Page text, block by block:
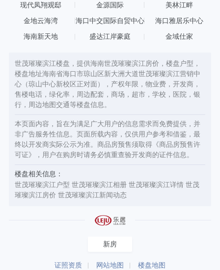
现代凤翔观邸 金源国际 美林江畔
金地云海湾 海口中交国际自贸中心 海口雅居乐中心
海南新天地 盛达江岸豪庭 金域仕家
世茂璀璨滨江楼盘，提供海南世茂璀璨滨江房价，楼盘户型，
楼盘地址海南省海口市琼山区新大洲大道世茂璀璨滨江营销中
心（琼山中心新校区正对面），产权年限，物业费，开发商，
售楼电话，绿化率，周边配套，商场，超市，学校，医院，银
行，周边地图交通等楼盘信息。
本页面内容，旨在为满足广大用户的信息需求而免费提供，并
非广告服务性信息。页面所载内容，仅供用户参考和借鉴，最
终以开发商实际公示为准。商品房预售须取得《商品房预售许
可证》，用户在购房时请务必慎重查验开发商的证件信息。
楼盘相关信息：
世茂璀璨滨江户型 世茂璀璨滨江相册 世茂璀璨滨江详情 世茂
璀璨滨江房价 世茂璀璨滨江新闻动态
新房
证照资质 网站地图 楼盘地图